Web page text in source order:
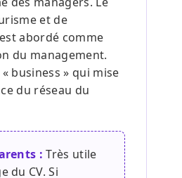
et de
abordé comme
du management.
« business » qui mise
du réseau du
: Très utile
du CV. Si